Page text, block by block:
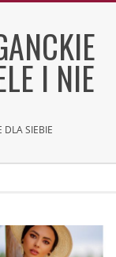
I NIE
DLA SIEBIE